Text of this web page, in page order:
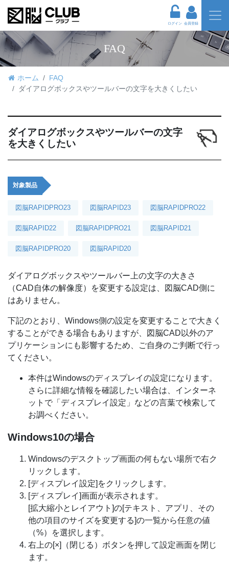
ログイン 会員登録
FAQ
ホーム
FAQ
ダイアログボックスやツールバーの文字を大きくしたい
ダイアログボックスやツールバーの文字
を大きくしたい
対象製品
図脳RAPIDPRO23 図脳RAPID23 図脳RAPIDPRO22
図脳RAPID22 図脳RAPIDPRO21 図脳RAPID21
図脳RAPIDPRO20 図脳RAPID20
ダイアログボックスやツールバー上の文字の大きさ
（CAD自体の解像度）を変更する設定は、図脳CAD側に
はありません。
下記のとおり、Windows側の設定を変更することで大きく
することができる場合もありますが、図脳CAD以外のア
プリケーションにも影響するため、ご自身のご判断で行っ
てください。
本件はWindowsのディスプレイの設定になります。
さらに詳細な情報を確認したい場合は、インターネ
ットで「ディスプレイ設定」などの言葉で検索して
お調べください。
Windows10の場合
Windowsのデスクトップ画面の何もない場所で右ク
リックします。
[ディスプレイ設定]をクリックします。
[ディスプレイ]画面が表示されます。
[拡大縮小とレイアウト]の[テキスト、アプリ、その
他の項目のサイズを変更する]の一覧から任意の値
（%）を選択します。
右上の[×]（閉じる）ボタンを押して設定画面を閉じ
ます。